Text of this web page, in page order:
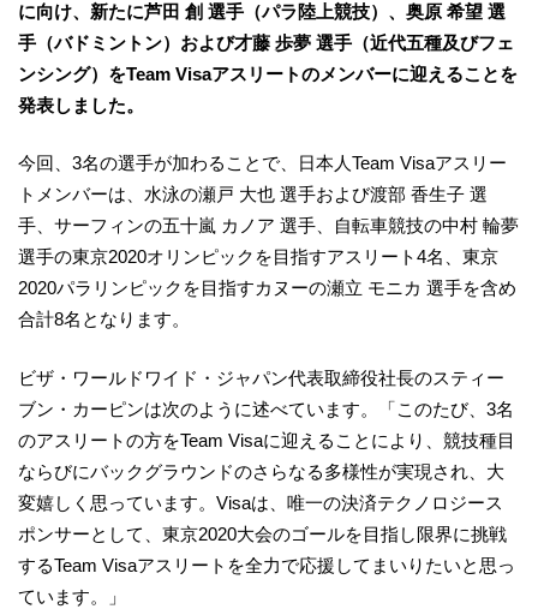
に向け、新たに芦田 創 選手（パラ陸上競技）、奥原 希望 選
手（バドミントン）および才藤 歩夢 選手（近代五種及びフェ
ンシング）をTeam Visaアスリートのメンバーに迎えることを
発表しました。
今回、3名の選手が加わることで、日本人Team Visaアスリー
トメンバーは、水泳の瀬戸 大也 選手および渡部 香生子 選
手、サーフィンの五十嵐 カノア 選手、自転車競技の中村 輪夢
選手の東京2020オリンピックを目指すアスリート4名、東京
2020パラリンピックを目指すカヌーの瀬立 モニカ 選手を含め
合計8名となります。
ビザ・ワールドワイド・ジャパン代表取締役社長のスティー
ブン・カーピンは次のように述べています。「このたび、3名
のアスリートの方をTeam Visaに迎えることにより、競技種目
ならびにバックグラウンドのさらなる多様性が実現され、大
変嬉しく思っています。Visaは、唯一の決済テクノロジース
ポンサーとして、東京2020大会のゴールを目指し限界に挑戦
するTeam Visaアスリートを全力で応援してまいりたいと思っ
ています。」